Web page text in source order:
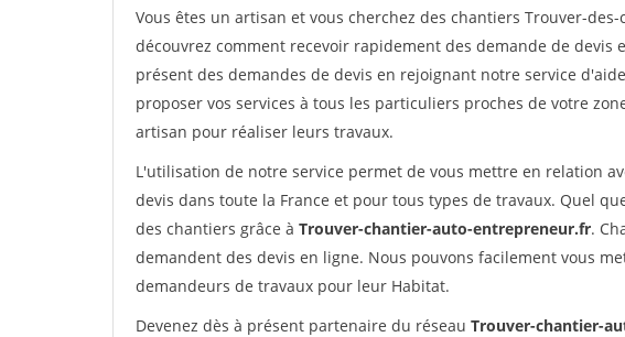
Vous êtes un artisan et vous cherchez des chantiers Trouver-
découvrez comment recevoir rapidement des demande de devis
présent des demandes de devis en rejoignant notre service
proposer vos services à tous les particuliers proches de votre
artisan pour réaliser leurs travaux.
L'utilisation de notre service permet de vous mettre en relation
devis dans toute la France et pour tous types de travaux. Quel
des chantiers grâce à Trouver-chantier-auto-entrepreneur.fr.
demandent des devis en ligne. Nous pouvons facilement vous
demandeurs de travaux pour leur Habitat.
Devenez dès à présent partenaire du réseau Trouver-chantier-